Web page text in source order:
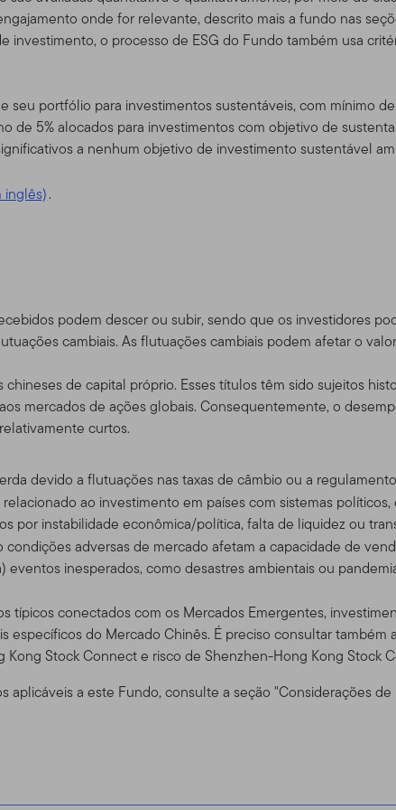
onde for relevante, descrito mais a fundo nas
investimento, o processo de ESG do Fundo também usa
seu portfólio para investimentos sustentáveis, com mínimo
de 5% alocados para investimentos com objetivo de
a nenhum objetivo de investimento sustentável
inglês).
podem descer ou subir, sendo que os investidores
cambiais. As flutuações cambiais podem afetar o
de capital próprio. Esses títulos têm sido sujeitos
mercados de ações globais. Consequentemente, o
curtos.
devido a flutuações nas taxas de câmbio ou a
relacionado ao investimento em países com sistemas
por instabilidade econômica/política, falta de liquidez ou
condições adversas de mercado afetam a capacidade de
eventos inesperados, como desastres ambientais ou
típicos conectados com os Mercados Emergentes,
específicos do Mercado Chinês. É preciso consultar também
Stock Connect e risco de Shenzhen-Hong Kong Stock
aplicáveis a este Fundo, consulte a seção "Considerações
serem postados, estará pressuposto que
serviço, e para fins exclusivamente de informação, pela
– não é mantido pelos Fundos da Franklin. A Franklin
global que opera como Franklin Templeton Investments.
como serviços do tipo Franklin, Templeton and Franklin
certos negociadores
e investidores
sub-distribuidores autorizados que tenham clientes que
da Franklin Templeton, bem como investidores dos
fora dos EUA, e também certos consultores profissionais
a investidores residentes nos Estados Unidos.Se você
outro website,
www.franklintempleton.com
, para
como uma solicitação para que se compra ou se
serviço, para qualquer pessoa em qualquer jurisdição em
ilegal pelas leis de tal jurisdição. SE VOCÊ ESTIVER EM
por favor consulte o seu corretor, advogado, contador,
Usuários e Conta de
apenas para seu uso pessoal e não comercial, a menos que
qualificados que possuem clientes com